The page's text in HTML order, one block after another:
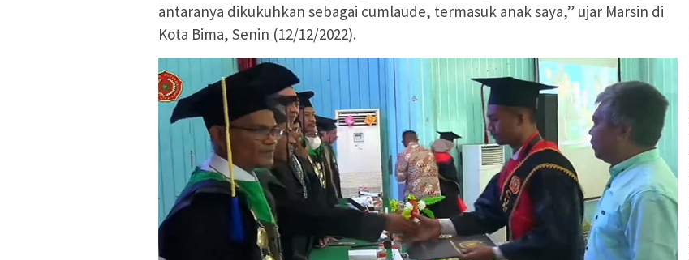
antaranya dikukuhkan sebagai cumlaude, termasuk anak saya,” ujar Marsin di
Kota Bima, Senin (12/12/2022).